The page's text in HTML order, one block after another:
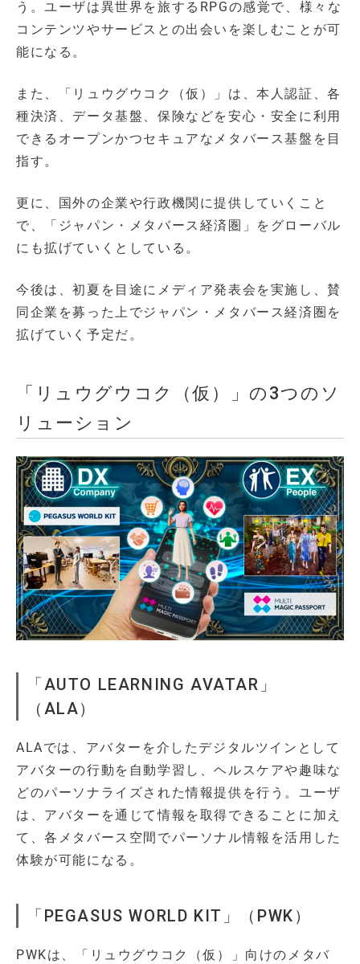
う。ユーザは異世界を旅するRPGの感覚で、様々な
コンテンツやサービスとの出会いを楽しむことが可
能になる。
また、「リュウグウコク（仮）」は、本人認証、各
種決済、データ基盤、保険などを安心・安全に利用
できるオープンかつセキュアなメタバース基盤を目
指す。
更に、国外の企業や行政機関に提供していくこと
で、「ジャパン・メタバース経済圏」をグローバル
にも拡げていくとしている。
今後は、初夏を目途にメディア発表会を実施し、賛
同企業を募った上でジャパン・メタバース経済圏を
拡げていく予定だ。
「リュウグウコク（仮）」の3つのソ
リューション
「AUTO LEARNING AVATAR」
（ALA）
ALAでは、アバターを介したデジタルツインとして
アバターの行動を自動学習し、ヘルスケアや趣味な
どのパーソナライズされた情報提供を行う。ユーザ
は、アバターを通じて情報を取得できることに加え
て、各メタバース空間でパーソナル情報を活用した
体験が可能になる。
「PEGASUS WORLD KIT」（PWK）
PWKは、「リュウグウコク（仮）」向けのメタバ